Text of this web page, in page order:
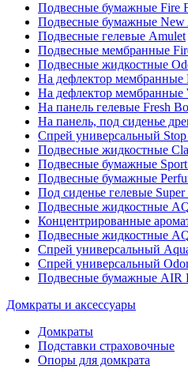
Подвесные бумажные Fire
Подвесные бумажные New
Подвесные гелевые Amulet
Подвесные мембранные
Подвесные жидкостные
На дефлектор мембранные
На дефлектор мембранные
На панель гелевые Fresh
На панель, под сиденье
Спрей универсальный Stop
Подвесные жидкостные
Подвесные бумажные
Подвесные бумажные
Под сиденье гелевые Super
Подвесные жидкостные
Концентрированные
Подвесные жидкостные
Спрей универсальный
Спрей универсальный
Подвесные бумажные AIR
Домкраты и аксессуары
Домкраты
Подставки страховочные
Опоры для домкрата